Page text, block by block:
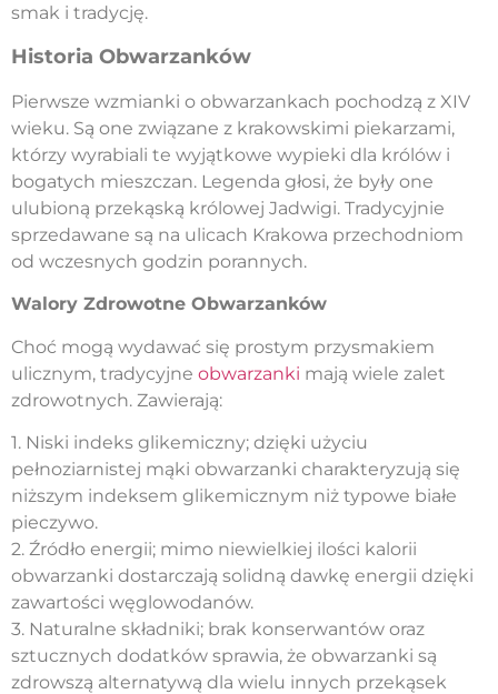
smak i tradycję.
Historia Obwarzanków
Pierwsze wzmianki o obwarzankach pochodzą z XIV
wieku. Są one związane z krakowskimi piekarzami,
którzy wyrabiali te wyjątkowe wypieki dla królów i
bogatych mieszczan. Legenda głosi, że były one
ulubioną przekąską królowej Jadwigi. Tradycyjnie
sprzedawane są na ulicach Krakowa przechodniom
od wczesnych godzin porannych.
Walory Zdrowotne Obwarzanków
Choć mogą wydawać się prostym przysmakiem
ulicznym, tradycyjne obwarzanki mają wiele zalet
zdrowotnych. Zawierają:
1. Niski indeks glikemiczny; dzięki użyciu
pełnoziarnistej mąki obwarzanki charakteryzują się
niższym indeksem glikemicznym niż typowe białe
pieczywo.
2. Źródło energii; mimo niewielkiej ilości kalorii
obwarzanki dostarczają solidną dawkę energii dzięki
zawartości węglowodanów.
3. Naturalne składniki; brak konserwantów oraz
sztucznych dodatków sprawia, że obwarzanki są
zdrowszą alternatywą dla wielu innych przekąsek